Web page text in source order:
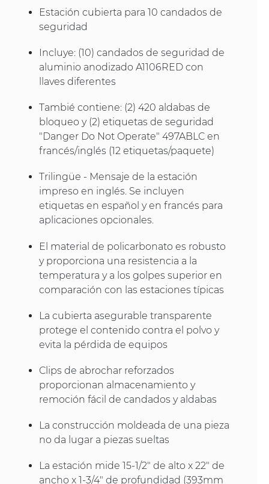
Estación cubierta para 10 candados de
seguridad
Incluye: (10) candados de seguridad de
aluminio anodizado A1106RED con
llaves diferentes
Tambié contiene: (2) 420 aldabas de
bloqueo y (2) etiquetas de seguridad
"Danger Do Not Operate" 497ABLC en
francés/inglés (12 etiquetas/paquete)
Trilingüe - Mensaje de la estación
impreso en inglés. Se incluyen
etiquetas en español y en francés para
aplicaciones opcionales.
El material de policarbonato es robusto
y proporciona una resistencia a la
temperatura y a los golpes superior en
comparación con las estaciones típicas
La cubierta asegurable transparente
protege el contenido contra el polvo y
evita la pérdida de equipos
Clips de abrochar reforzados
proporcionan almacenamiento y
remoción fácil de candados y aldabas
La construcción moldeada de una pieza
no da lugar a piezas sueltas
La estación mide 15-1/2" de alto x 22" de
ancho x 1-3/4" de profundidad (393mm